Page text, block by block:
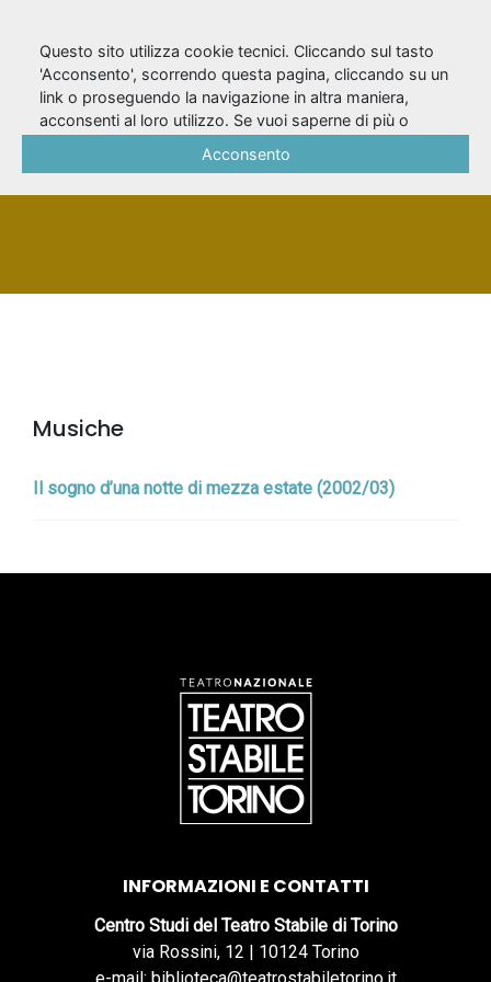
Berutto, Giulio
PERSONA
Musiche
Il sogno d’una notte di mezza estate (2002/03)
INFORMAZIONI E CONTATTI
Centro Studi del Teatro Stabile di Torino
via Rossini, 12 | 10124 Torino
Questo sito utilizza cookie tecnici. Cliccando sul tasto
'Acconsento', scorrendo questa pagina, cliccando su un
link o proseguendo la navigazione in altra maniera,
acconsenti al loro utilizzo. Se vuoi saperne di più o
Acconsento